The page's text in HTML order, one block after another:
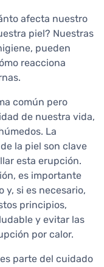
afecta nuestro
piel? Nuestras
pueden
reacciona
común pero
de nuestra vida,
La
la piel son clave
esta erupción.
es importante
si es necesario,
principios,
y evitar las
por calor.
parte del cuidado